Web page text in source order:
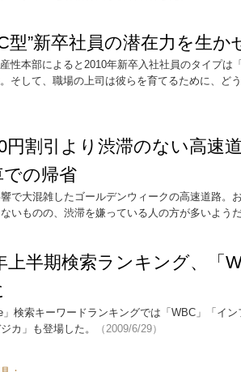
型”新卒社員の潜在力を生か
性本部によると2010年新卒入社社員のタイプは
そして、職場の上司は彼らを育てるために、ど
円割引より渋滞のない高
での帰省
で大混雑したゴールデンウィークの高速道路。
いものの、渋滞を嫌っている人の方が多いよう
上半期検索ランキング、「
検索キーワードランキングでは「WBC」「イ
カ」も登場した。
（2009/6/29）